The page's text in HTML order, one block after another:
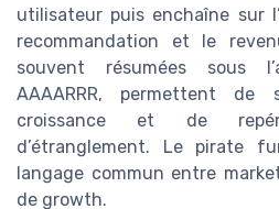
utilisateur puis enchaîne sur
recommandation et le
souvent résumées sous
AAAARRR, permettent de
croissance et de
d’étranglement. Le pirate
langage commun entre
de growth.